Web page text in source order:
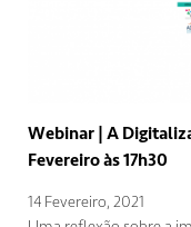
Webinar | A
Fevereiro às 17h30
14 Fevereiro, 2021